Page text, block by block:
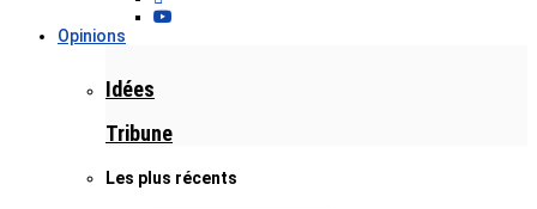
Opinions
Idées
Tribune
Les plus récents